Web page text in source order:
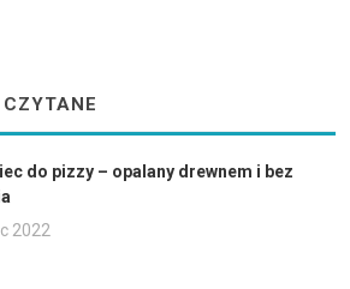
do pizzy – opalany drewnem i bez
2022